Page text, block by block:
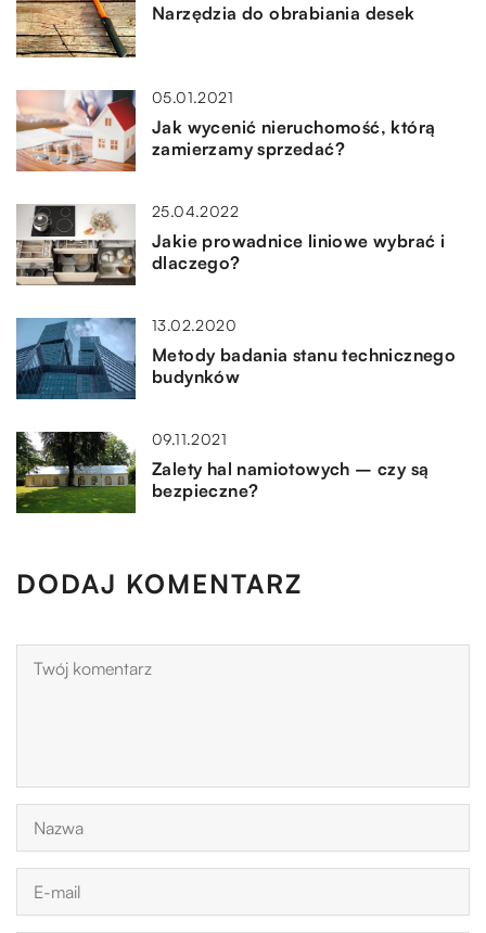
Narzędzia do obrabiania desek
05.01.2021
Jak wycenić nieruchomość, którą
zamierzamy sprzedać?
25.04.2022
Jakie prowadnice liniowe wybrać i
dlaczego?
13.02.2020
Metody badania stanu technicznego
budynków
09.11.2021
Zalety hal namiotowych – czy są
bezpieczne?
DODAJ KOMENTARZ